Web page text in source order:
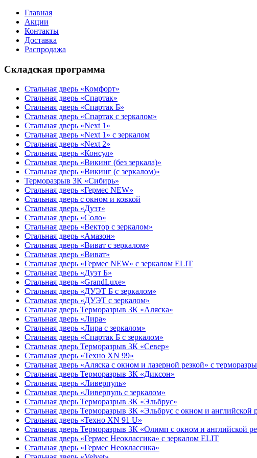
Главная
Акции
Контакты
Доставка
Распродажа
Складская программа
Стальная дверь «Комфорт»
Стальная дверь «Спартак»
Стальная дверь «Спартак Б»
Стальная дверь «Спартак с зеркалом»
Стальная дверь «Next 1»
Стальная дверь «Next 1» с зеркалом
Стальная дверь «Next 2»
Стальная дверь «Консул»
Стальная дверь «Викинг (без зеркала)»
Стальная дверь «Викинг (с зеркалом)»
Терморазрыв 3К «Сибирь»
Стальная дверь «Гермес NEW»
Стальная дверь с окном и ковкой
Стальная дверь «Дуэт»
Стальная дверь «Соло»
Стальная дверь «Вектор с зеркалом»
Стальная дверь «Амазон»
Стальная дверь «Виват с зеркалом»
Стальная дверь «Виват»
Стальная дверь «Гермес NEW» с зеркалом ELIT
Стальная дверь «Дуэт Б»
Стальная дверь «GrandLuxe»
Стальная дверь «ДУЭТ Б с зеркалом»
Стальная дверь «ДУЭТ с зеркалом»
Стальная дверь Терморазрыв 3К «Аляска»
Стальная дверь «Лира»
Стальная дверь «Лира с зеркалом»
Стальная дверь «Спартак Б с зеркалом»
Стальная дверь Терморазрыв 3К «Север»
Стальная дверь «Техно XN 99»
Стальная дверь «Аляска с окном и лазерной резкой» с
Стальная дверь Терморазрыв 3К «Диксон»
Стальная дверь «Ливерпуль»
Стальная дверь «Ливерпуль с зеркалом»
Стальная дверь Терморазрыв 3К «Эльбрус»
Стальная дверь Терморазрыв 3К «Эльбрус с окном и английской
Стальная дверь «Техно XN 91 U»
Стальная дверь Терморазрыв 3К «Олимп с окном и английской
Стальная дверь «Гермес Неоклассика» с зеркалом ELIT
Стальная дверь «Гермес Неоклассика»